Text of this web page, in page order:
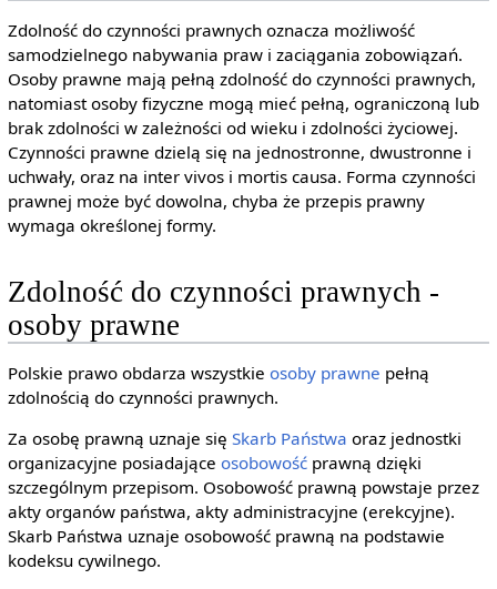
Zdolność do czynności prawnych oznacza możliwość
samodzielnego nabywania praw i zaciągania zobowiązań.
Osoby prawne mają pełną zdolność do czynności prawnych,
natomiast osoby fizyczne mogą mieć pełną, ograniczoną lub
brak zdolności w zależności od wieku i zdolności życiowej.
Czynności prawne dzielą się na jednostronne, dwustronne i
uchwały, oraz na inter vivos i mortis causa. Forma czynności
prawnej może być dowolna, chyba że przepis prawny
wymaga określonej formy.
Zdolność do czynności prawnych -
osoby prawne
Polskie prawo obdarza wszystkie osoby prawne pełną
zdolnością do czynności prawnych.
Za osobę prawną uznaje się Skarb Państwa oraz jednostki
organizacyjne posiadające osobowośćprawną dzięki
szczególnym przepisom. Osobowość prawną powstaje przez
akty organów państwa, akty administracyjne (erekcyjne).
Skarb Państwa uznaje osobowość prawną na podstawie
kodeksu cywilnego.